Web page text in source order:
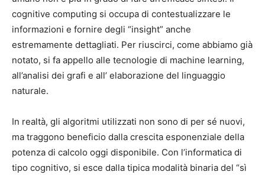
cognitive computing si occupa di contestualizzare le
informazioni e fornire degli “insight” anche
estremamente dettagliati. Per riuscirci, come abbiamo già
notato, si fa appello alle tecnologie di machine learning,
all’analisi dei grafi e all’ elaborazione del linguaggio
naturale.
In realtà, gli algoritmi utilizzati non sono di per sé nuovi,
ma traggono beneficio dalla crescita esponenziale della
potenza di calcolo oggi disponibile. Con l’informatica di
tipo cognitivo, si esce dalla tipica modalità binaria del “sì